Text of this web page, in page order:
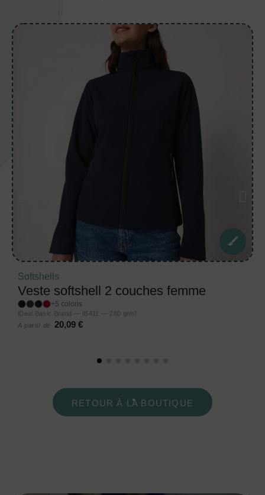
Softshells
Veste softshell 2 couches femme
+5 coloris
iDeal Basic Brand — IB411 — 280 g/m²
À partir de
20,09 €
RETOUR À LA BOUTIQUE